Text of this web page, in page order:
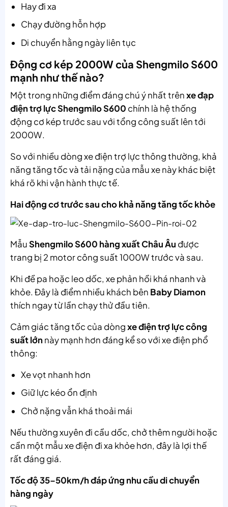
Hay đi xa
Chạy đường hỗn hợp
Di chuyển hằng ngày liên tục
Động cơ kép 2000W của Shengmilo S600
mạnh như thế nào?
Một trong những điểm đáng chú ý nhất trênxe đạp
điện trợ lực Shengmilo S600 chính là hệ thống
động cơ kép trước sau với tổng công suất lên tới
2000W.
So với nhiều dòng xe điện trợ lực thông thường, khả
năng tăng tốc và tải nặng của mẫu xe này khác biệt
khá rõ khi vận hành thực tế.
Hai động cơ trước sau cho khả năng tăng tốc khỏe
MẫuShengmilo S600 hàng xuất Châu Âu được
trang bị 2 motor công suất 1000W trước và sau.
Khi đề pa hoặc leo dốc, xe phản hồi khá nhanh và
khỏe. Đây là điểm nhiều khách bên Baby Diamon
thích ngay từ lần chạy thử đầu tiên.
Cảm giác tăng tốc của dòngxe điện trợ lực công
suất lớnnày mạnh hơn đáng kể so với xe điện phổ
thông:
Xe vọt nhanh hơn
Giữ lực kéo ổn định
Chở nặng vẫn khá thoải mái
Nếu thường xuyên đi cầu dốc, chở thêm người hoặc
cần một mẫu xe điện đi xa khỏe hơn, đây là lợi thế
rất đáng giá.
Tốc độ 35–50km/h đáp ứng nhu cầu di chuyển
hàng ngày